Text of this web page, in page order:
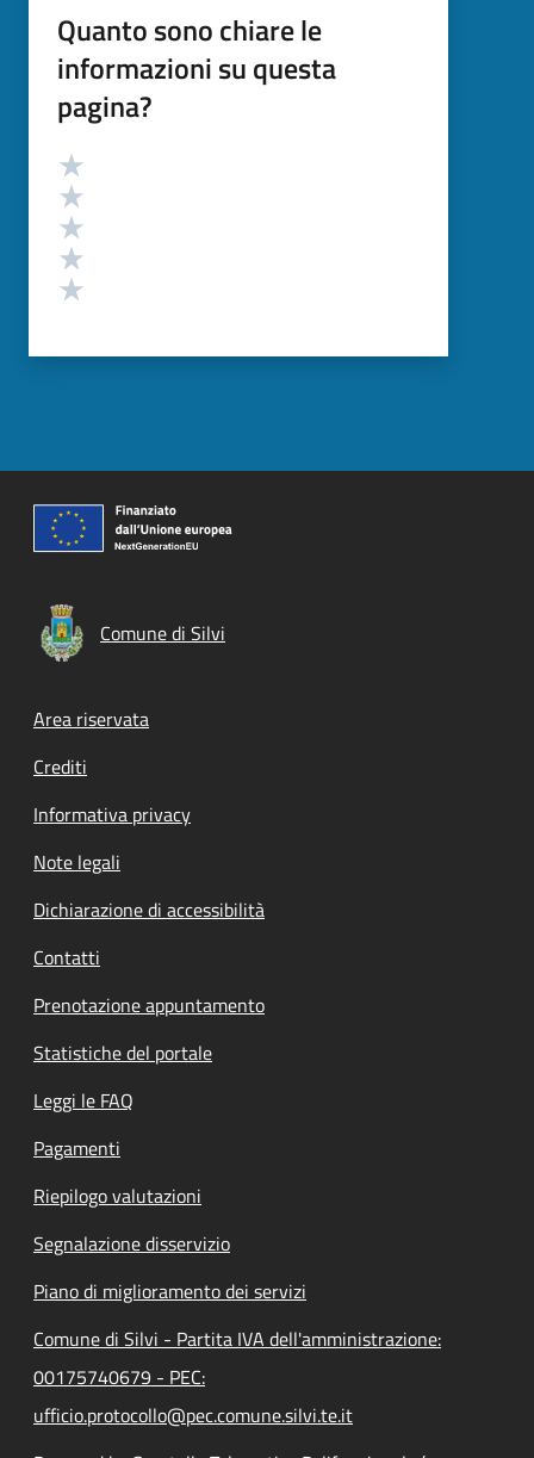
Quanto sono chiare le
informazioni su questa
pagina?
Valutazione
Comune di Silvi
Footer menu
Area riservata
Crediti
Informativa privacy
Note legali
Dichiarazione di accessibilità
Contatti
Prenotazione appuntamento
Statistiche del portale
Leggi le FAQ
Pagamenti
Riepilogo valutazioni
Segnalazione disservizio
Piano di miglioramento dei servizi
Comune di Silvi - Partita IVA dell'amministrazione:
00175740679 - PEC:
ufficio.protocollo@pec.comune.silvi.te.it